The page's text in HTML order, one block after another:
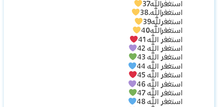
استغفرالله37
استغفرالله.38
استغفرلله39
استغفرالله40
استغفر الله 41
استغفر الله 42
استغفر الله 43
استغفر الله 44
استغفر الله 45
استغفر الله 46
استغفر الله 47
استغفر الله 48